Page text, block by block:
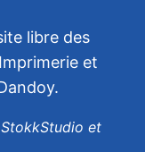
libre des
et
et